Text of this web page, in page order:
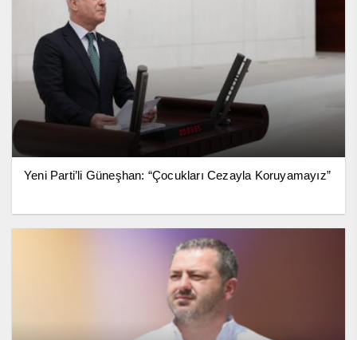
Yeni Parti’li Güneşhan: “Çocukları Cezayla Koruyamayız”